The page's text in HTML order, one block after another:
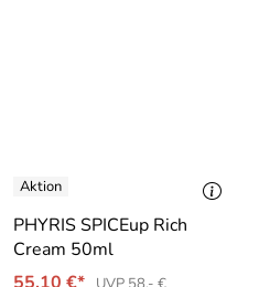
PHYRIS SPICEup Rich
Cream 50ml